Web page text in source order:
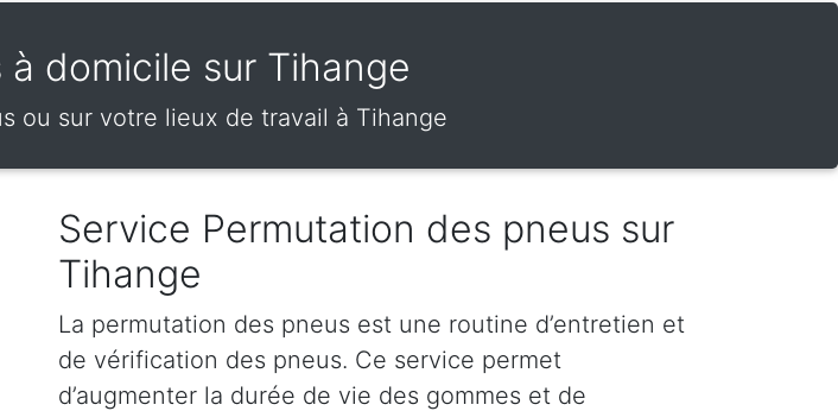
domicile sur Tihange
ou sur votre lieux de travail à Tihange
Service Permutation des pneus sur
Tihange
La permutation des pneus est une routine d’entretien et
de vérification des pneus. Ce service permet
d’augmenter la durée de vie des gommes et de